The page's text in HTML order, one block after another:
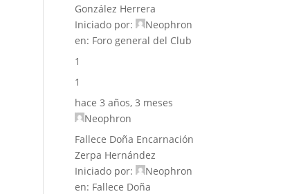
González Herrera
Iniciado por:
Neophron
en: Foro general del Club
1
1
hace 3 años, 3 meses
Neophron
Fallece Doña Encarnación
Zerpa Hernández
Iniciado por:
Neophron
en: Fallece Doña